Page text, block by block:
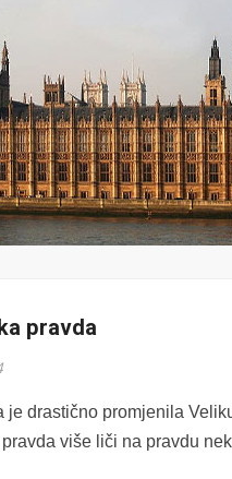
pravda
je drastično promjenila
više liči na pravdu